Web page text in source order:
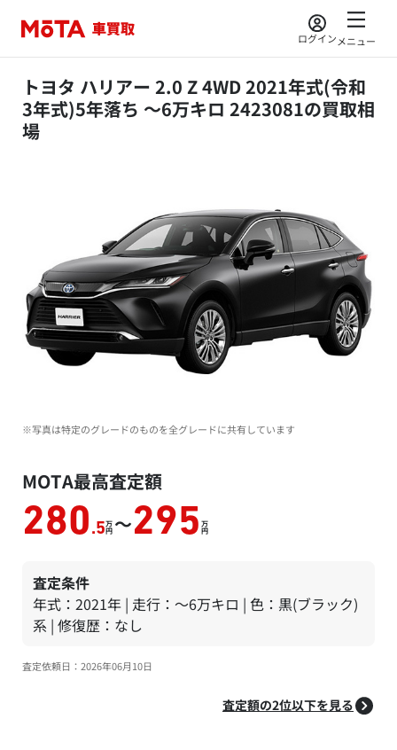
ログインメニュー
トヨタ ハリアー 2.0 Z 4WD 2021年式(令和
3年式)5年落ち ～6万キロ 2423081の買取相
場
※写真は特定のグレードのものを全グレードに共有しています
MOTA最高査定額
280 .5万
円 ～295 万
円
査定条件
年式：2021年 | 走行：～6万キロ | 色：黒(ブラック)
系 | 修復歴：なし
査定依頼日：2026年06月10日
査定額の2位以下を見る